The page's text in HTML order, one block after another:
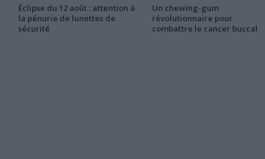
Éclipse du 12 août : attention à
la pénurie de lunettes de
sécurité
Un chewing-gum
révolutionnaire pour
combattre le cancer buccal